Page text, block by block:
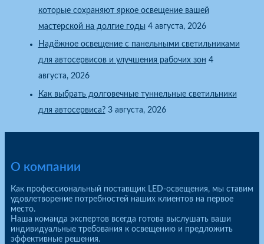
которые сохраняют яркое освещение вашей
мастерской на долгие годы 4 августа, 2026
Надёжное освещение с панельными светильниками
для автосервисов и улучшения рабочих зон 4
августа, 2026
Как выбрать долговечные туннельные светильники
для автосервиса? 3 августа, 2026
О компании
Как профессиональный поставщик LED-освещения, мы ставим
удовлетворение потребностей наших клиентов на первое
место.
Наша команда экспертов всегда готова выслушать ваши
индивидуальные требования к освещению и предложить
эффективные решения.